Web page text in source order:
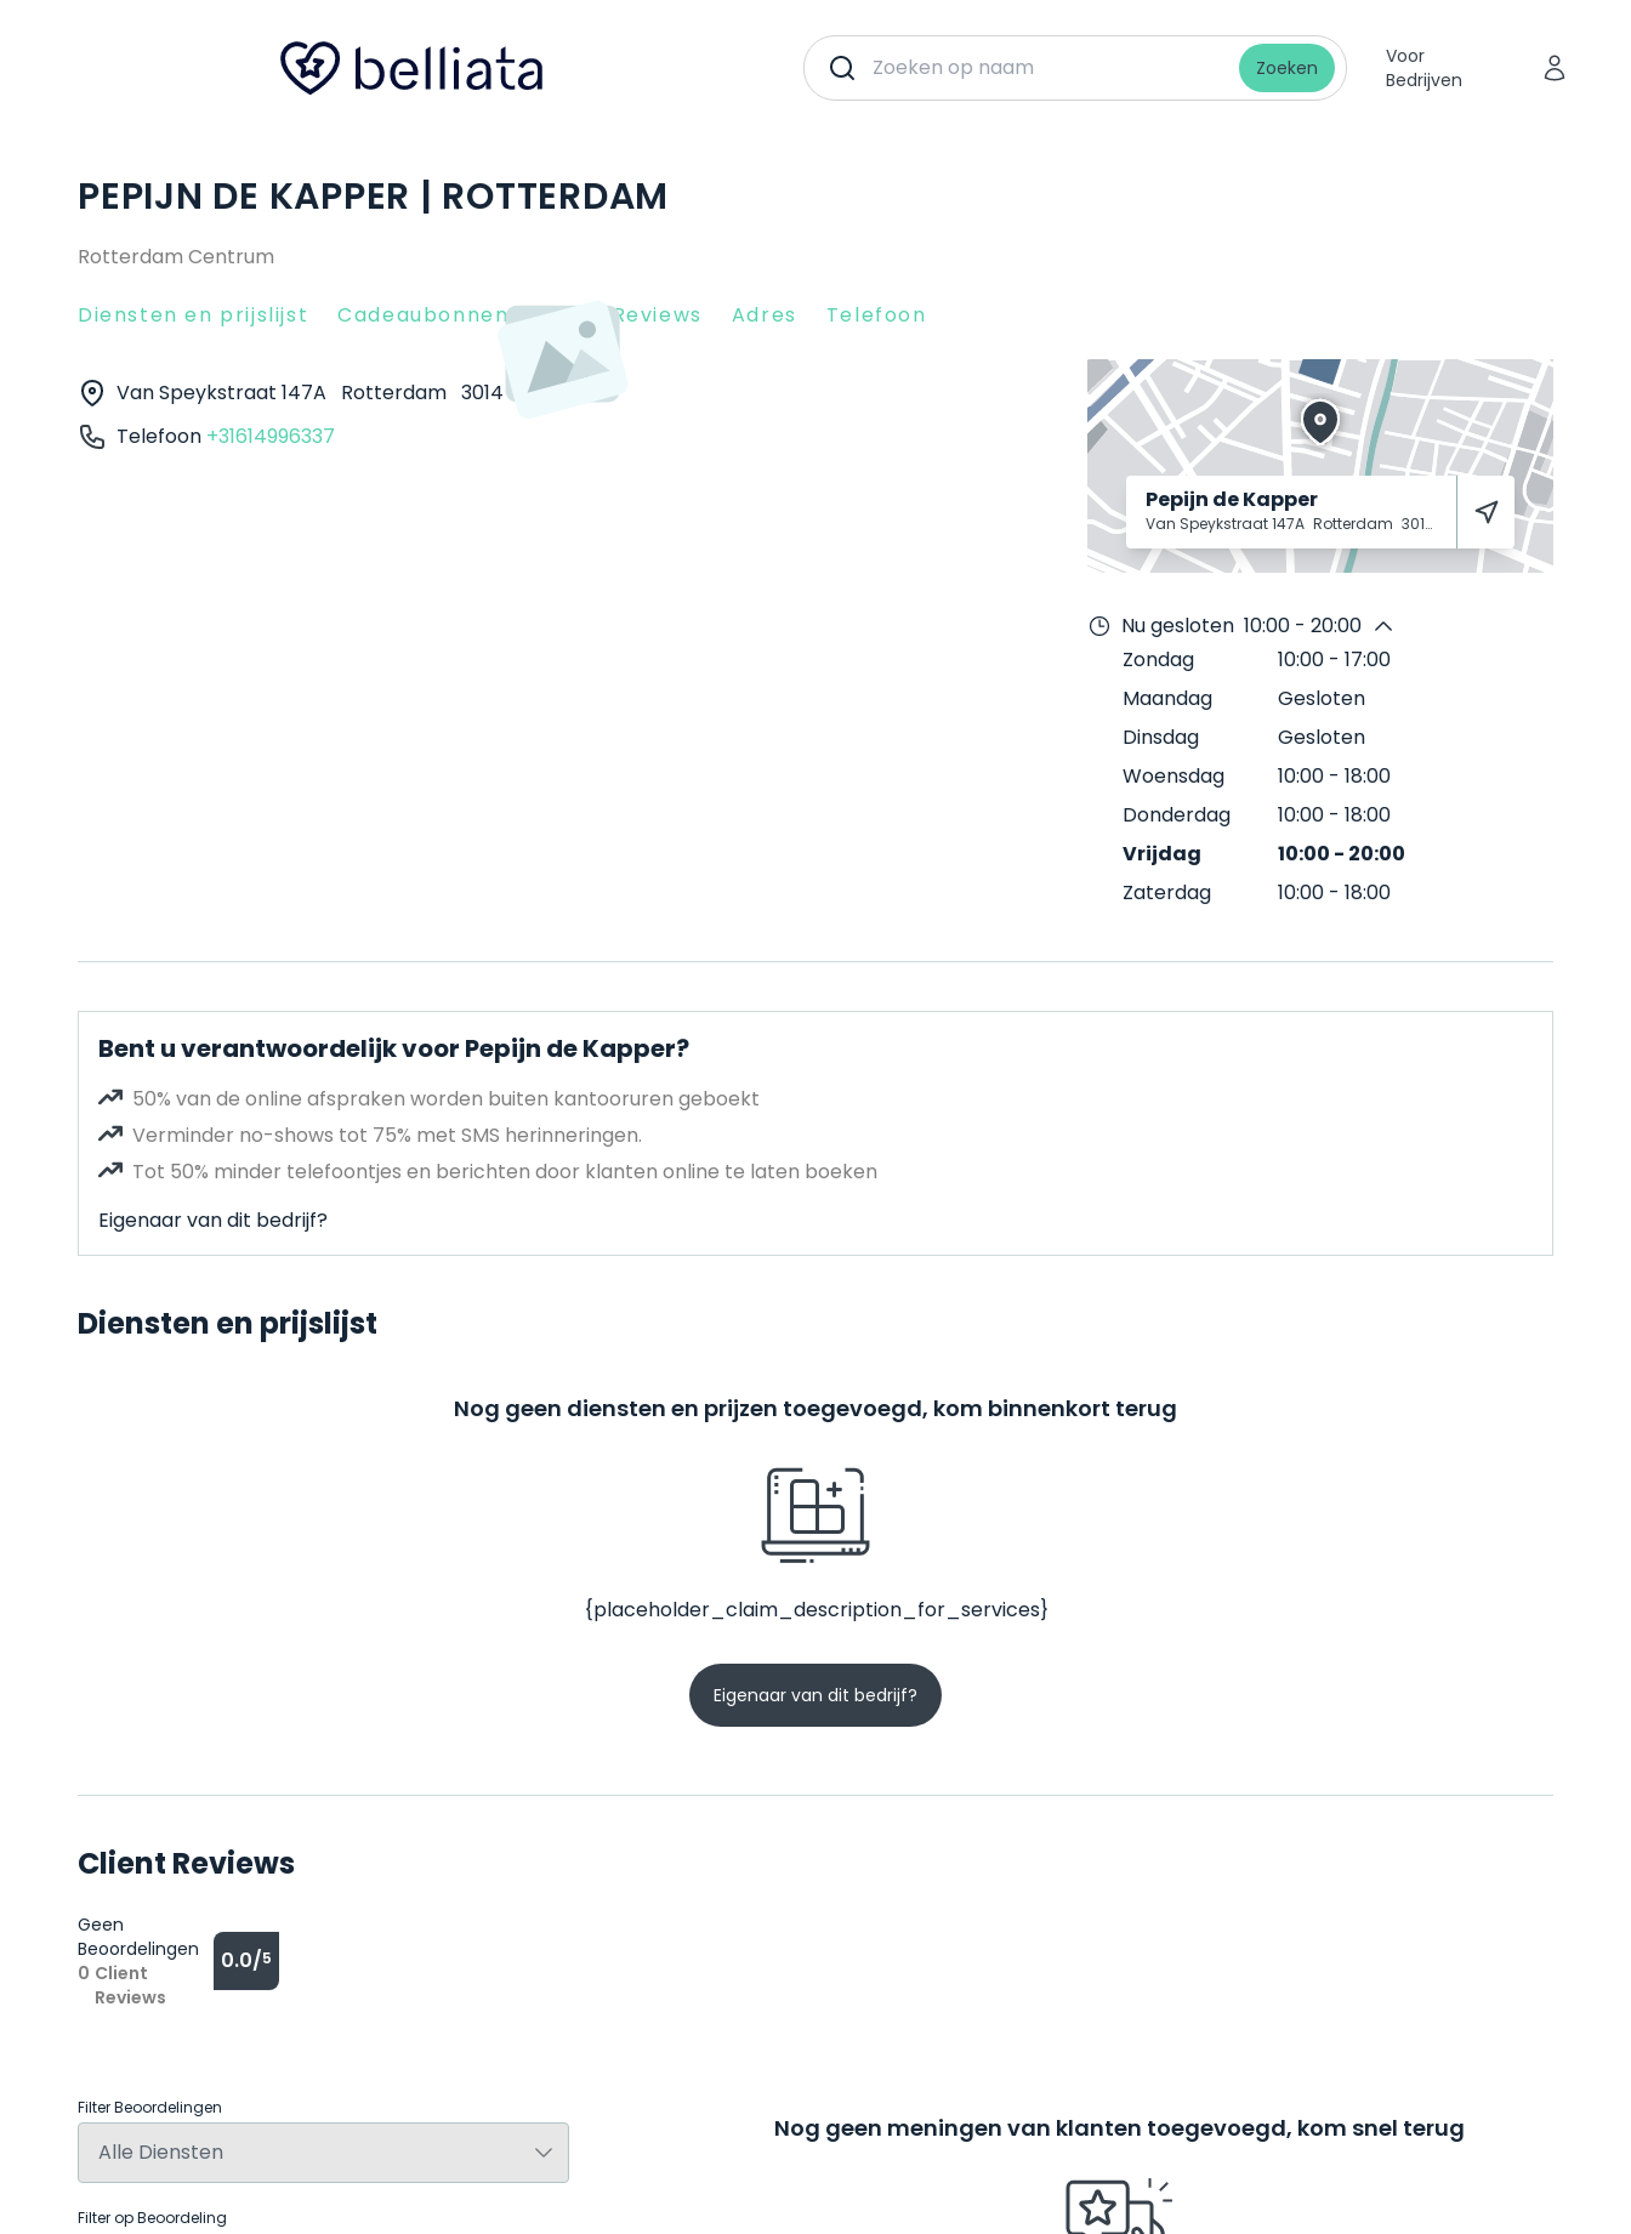
Zoeken
Voor
Bedrijven
PEPIJN DE KAPPER | ROTTERDAM
Rotterdam Centrum
Diensten en prijslijst Cadeaubonnen Client Reviews Adres Telefoon
Van Speykstraat 147A Rotterdam 3014 VJ
Telefoon +31614996337
Pepijn de Kapper
Van Speykstraat 147A Rotterdam 3014 VJ
Nu gesloten 10:00 - 20:00
Zondag
10:00 - 17:00
Maandag
Gesloten
Dinsdag
Gesloten
Woensdag
10:00 - 18:00
Donderdag
10:00 - 18:00
Vrijdag
10:00 - 20:00
Zaterdag
10:00 - 18:00
Bent u verantwoordelijk voor Pepijn de Kapper?
50% van de online afspraken worden buiten kantooruren geboekt
Verminder no-shows tot 75% met SMS herinneringen.
Tot 50% minder telefoontjes en berichten door klanten online te laten boeken
Eigenaar van dit bedrijf?
Diensten en prijslijst
Nog geen diensten en prijzen toegevoegd, kom binnenkort terug
{placeholder_claim_description_for_services}
Eigenaar van dit bedrijf?
Client Reviews
Geen
Beoordelingen
0 Client
Reviews
0.0/5
Filter Beoordelingen
Filter op Beoordeling
Nog geen meningen van klanten toegevoegd, kom snel terug